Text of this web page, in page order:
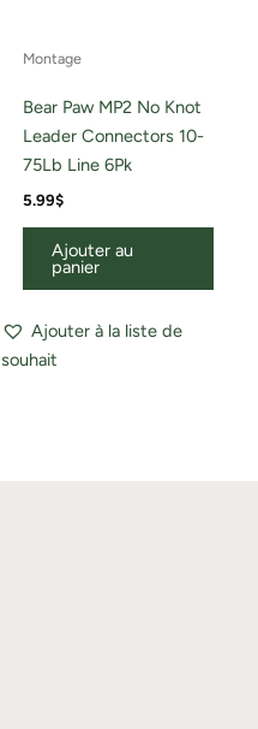
Montage
Bear Paw MP2 No Knot
Leader Connectors 10-
75Lb Line 6Pk
5.99$
Ajouter au
panier
Ajouter à la liste de
souhait